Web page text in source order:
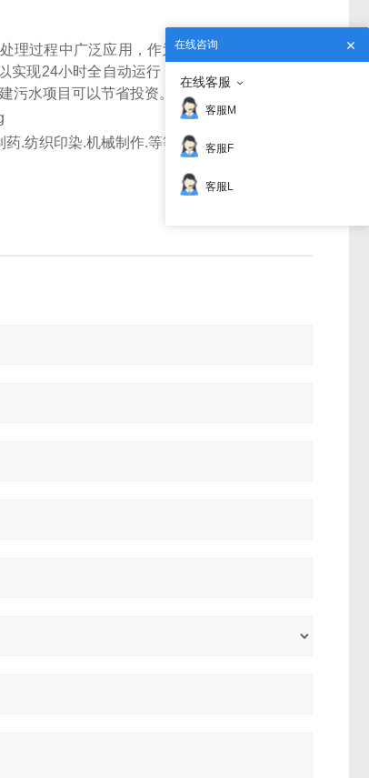
理过程中广泛应用，作为国内现有技术产品
现24小时全自动运行，同时低浓度处理的
污水项目可以节省投资。
.纺织印染.机械制作.等等多类行业污水均可
在线咨询
在线客服
客服M
客服F
客服L